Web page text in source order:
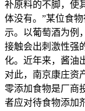
补原料的不脚，使
体没有。”某位食
示。以葡萄酒为例
接触会出刺激性强
化。近年来，酱油
对此，南京康庄资
零添加食物是厂商
者应对待食物添加